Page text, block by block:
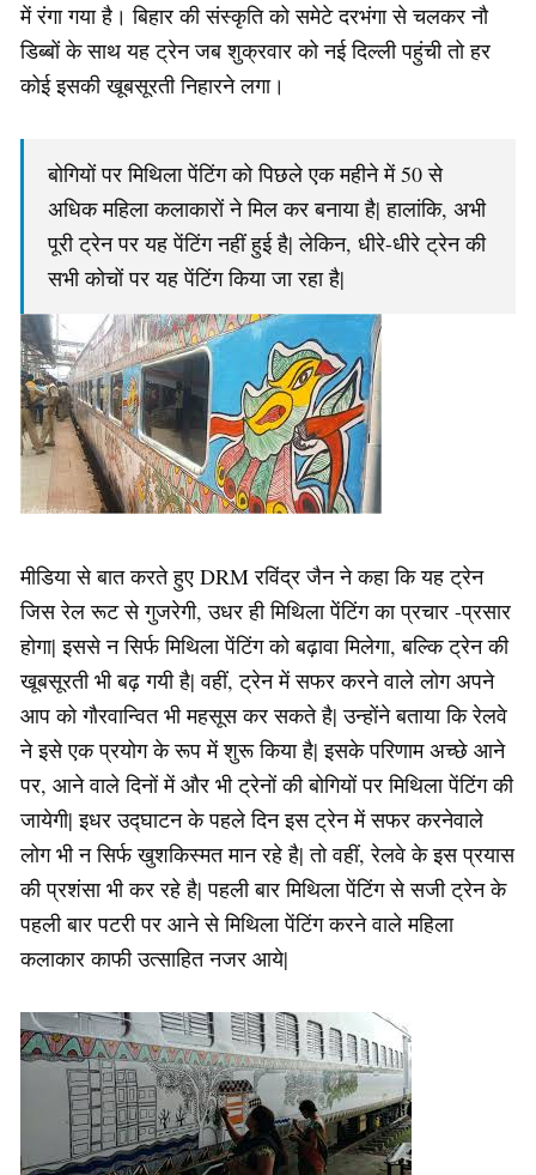
में रंगा गया है। बिहार की संस्कृति को समेटे दरभंगा से चलकर नौ
डिब्बों के साथ यह ट्रेन जब शुक्रवार को नई दिल्ली पहुंची तो हर
कोई इसकी खूबसूरती निहारने लगा।
बोगियों पर मिथिला पेंटिंग को पिछले एक महीने में 50 से
अधिक महिला कलाकारों ने मिल कर बनाया है| हालांकि, अभी
पूरी ट्रेन पर यह पेंटिंग नहीं हुई है| लेकिन, धीरे-धीरे ट्रेन की
सभी कोचों पर यह पेंटिंग किया जा रहा है|
मीडिया से बात करते हुए DRM रविंद्र जैन ने कहा कि यह ट्रेन
जिस रेल रूट से गुजरेगी, उधर ही मिथिला पेंटिंग का प्रचार -प्रसार
होगा| इससे न सिर्फ मिथिला पेंटिंग को बढ़ावा मिलेगा, बल्कि ट्रेन की
खूबसूरती भी बढ़ गयी है| वहीं, ट्रेन में सफर करने वाले लोग अपने
आप को गौरवान्वित भी महसूस कर सकते है| उन्होंने बताया कि रेलवे
ने इसे एक प्रयोग के रूप में शुरू किया है| इसके परिणाम अच्छे आने
पर, आने वाले दिनों में और भी ट्रेनों की बोगियों पर मिथिला पेंटिंग की
जायेगी| इधर उद्घाटन के पहले दिन इस ट्रेन में सफर करनेवाले
लोग भी न सिर्फ खुशकिस्मत मान रहे है| तो वहीं, रेलवे के इस प्रयास
की प्रशंसा भी कर रहे है| पहली बार मिथिला पेंटिंग से सजी ट्रेन के
पहली बार पटरी पर आने से मिथिला पेंटिंग करने वाले महिला
कलाकार काफी उत्साहित नजर आये|